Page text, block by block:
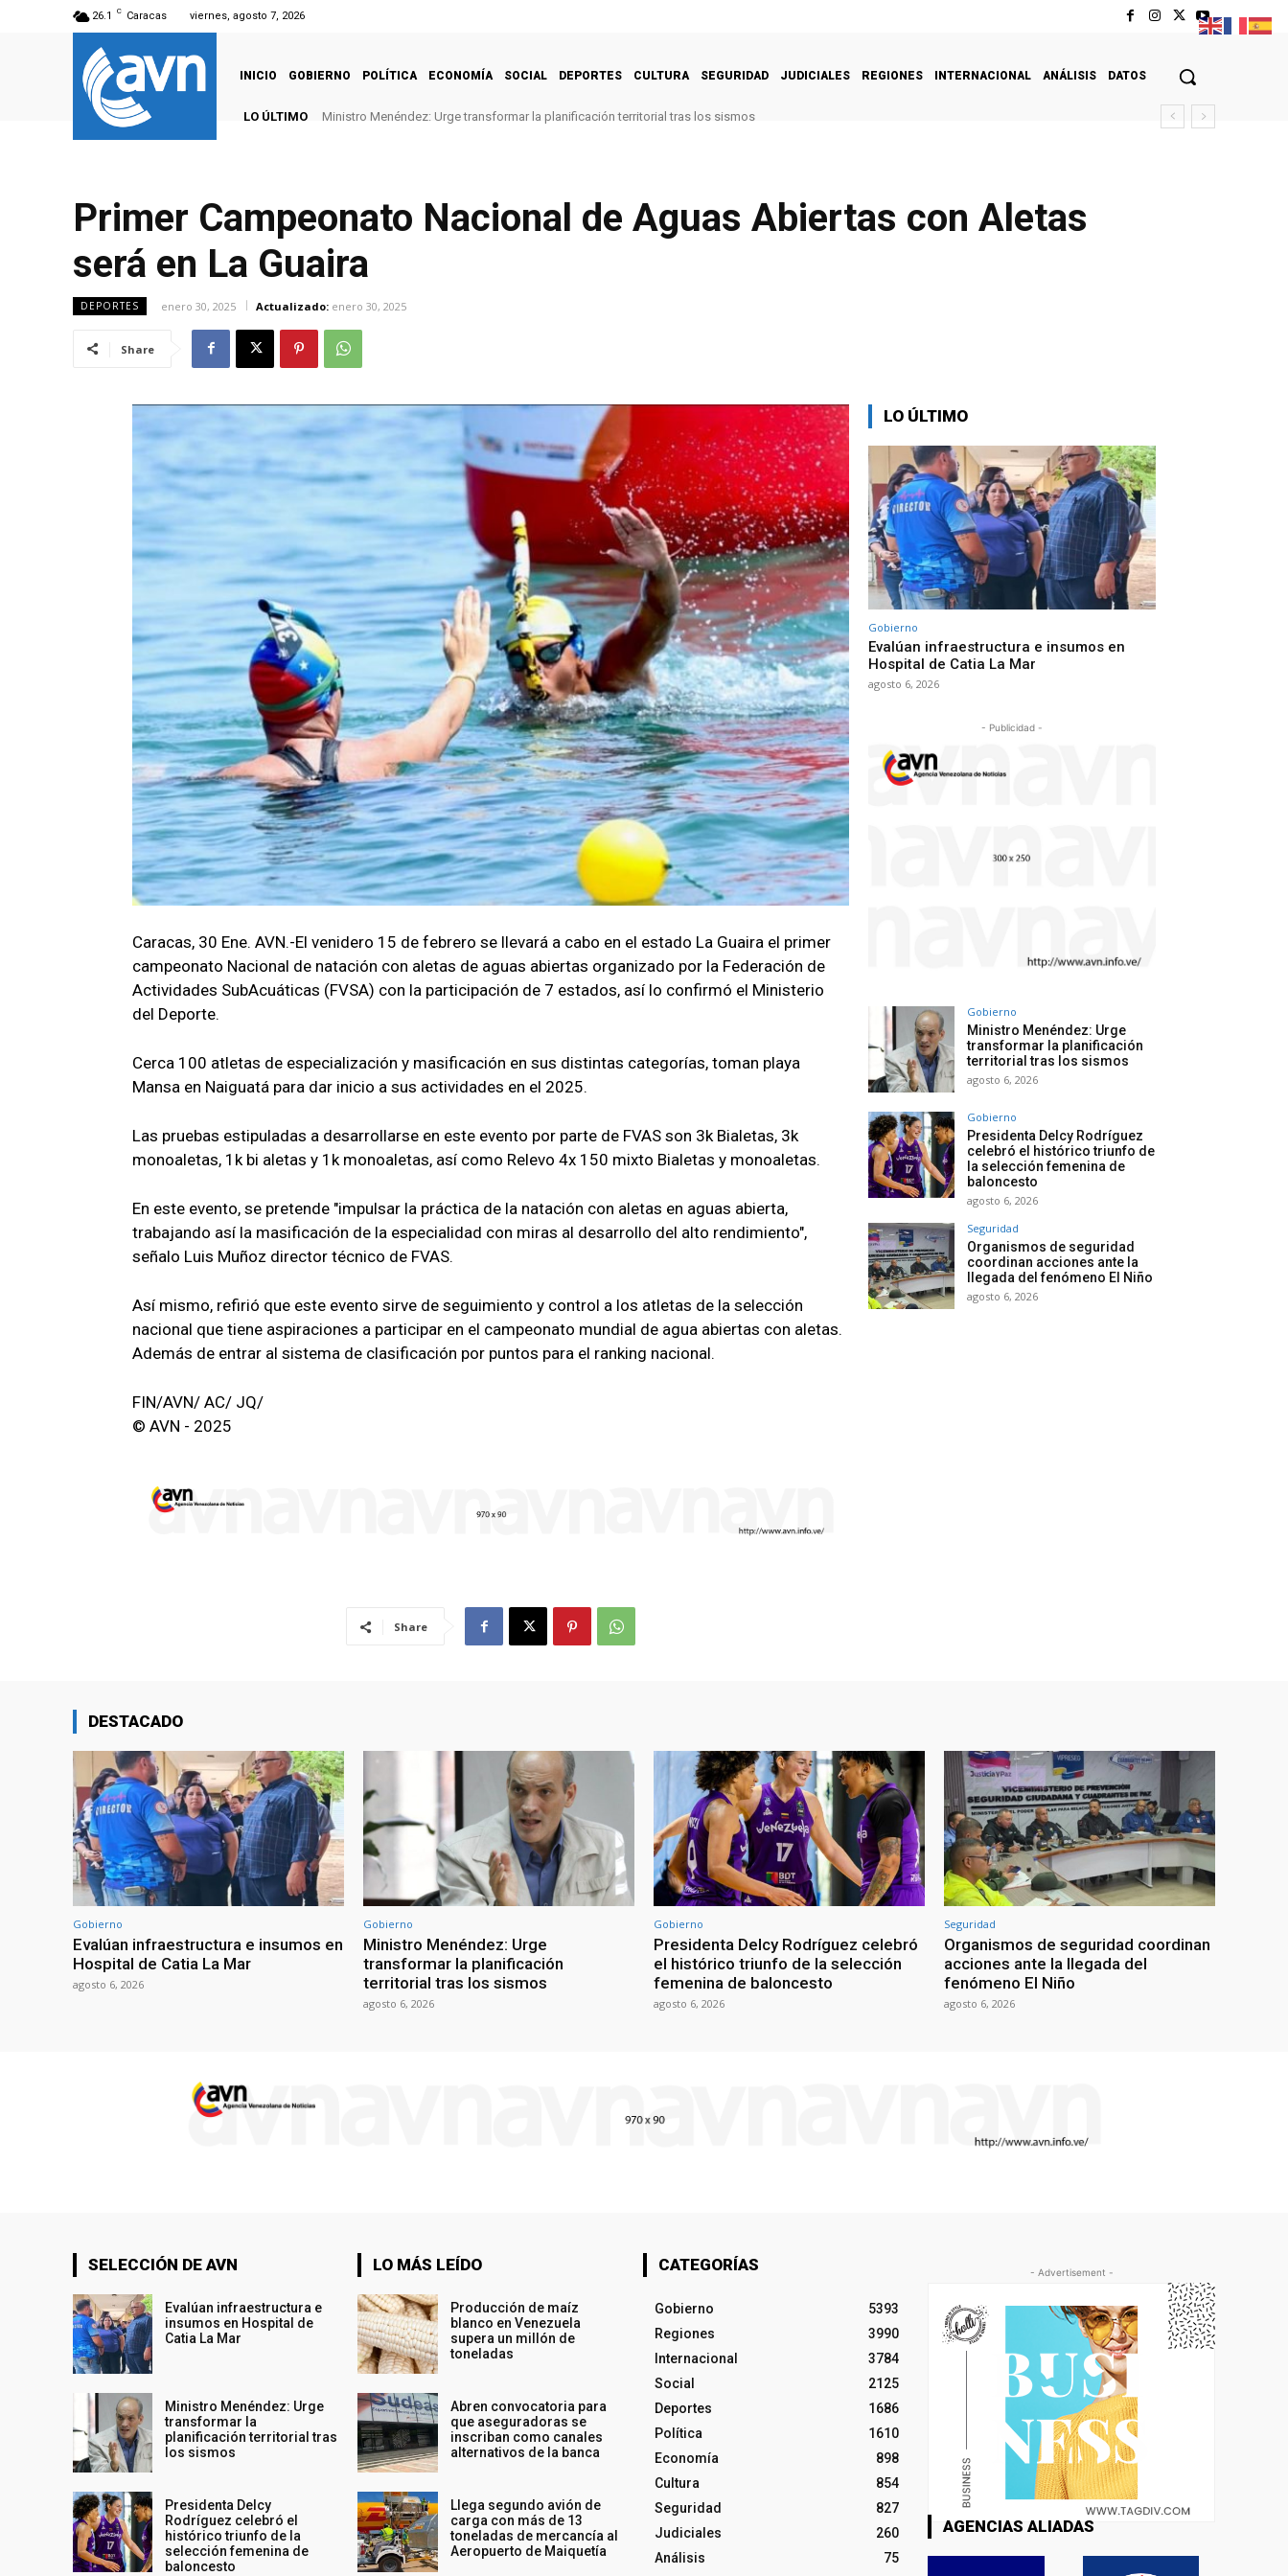
26.1 C Caracas viernes, agosto 7, 2026
INICIO GOBIERNO POLÍTICA ECONOMÍA SOCIAL DEPORTES CULTURA SEGURIDAD JUDICIALES REGIONES INTERNACIONAL ANÁLISIS DATOS
LO ÚLTIMO Ministro Menéndez: Urge transformar la planificación territorial tras los sismos
Primer Campeonato Nacional de Aguas Abiertas con Aletas
será en La Guaira
DEPORTES enero 30, 2025 Actualizado: enero 30, 2025
Share
Caracas, 30 Ene. AVN.-El venidero 15 de febrero se llevará a cabo en el estado La Guaira el primer
campeonato Nacional de natación con aletas de aguas abiertas organizado por la Federación de
Actividades SubAcuáticas (FVSA) con la participación de 7 estados, así lo confirmó el Ministerio
del Deporte.
Cerca 100 atletas de especialización y masificación en sus distintas categorías, toman playa
Mansa en Naiguatá para dar inicio a sus actividades en el 2025.
Las pruebas estipuladas a desarrollarse en este evento por parte de FVAS son 3k Bialetas, 3k
monoaletas, 1k bi aletas y 1k monoaletas, así como Relevo 4x 150 mixto Bialetas y monoaletas.
En este evento, se pretende "impulsar la práctica de la natación con aletas en aguas abierta,
trabajando así la masificación de la especialidad con miras al desarrollo del alto rendimiento",
señalo Luis Muñoz director técnico de FVAS.
Así mismo, refirió que este evento sirve de seguimiento y control a los atletas de la selección
nacional que tiene aspiraciones a participar en el campeonato mundial de agua abiertas con aletas.
Además de entrar al sistema de clasificación por puntos para el ranking nacional.
FIN/AVN/ AC/ JQ/
© AVN - 2025
Share
LO ÚLTIMO
Gobierno
Evalúan infraestructura e insumos en
Hospital de Catia La Mar
agosto 6, 2026
- Publicidad -
Gobierno
Ministro Menéndez: Urge
transformar la planificación
territorial tras los sismos
agosto 6, 2026
Gobierno
Presidenta Delcy Rodríguez
celebró el histórico triunfo de
la selección femenina de
baloncesto
agosto 6, 2026
Seguridad
Organismos de seguridad
coordinan acciones ante la
llegada del fenómeno El Niño
agosto 6, 2026
DESTACADO
Gobierno
Evalúan infraestructura e insumos en
Hospital de Catia La Mar
agosto 6, 2026
Gobierno
Ministro Menéndez: Urge
transformar la planificación
territorial tras los sismos
agosto 6, 2026
Gobierno
Presidenta Delcy Rodríguez celebró
el histórico triunfo de la selección
femenina de baloncesto
agosto 6, 2026
Seguridad
Organismos de seguridad coordinan
acciones ante la llegada del
fenómeno El Niño
agosto 6, 2026
SELECCIÓN DE AVN
Evalúan infraestructura e
insumos en Hospital de
Catia La Mar
Ministro Menéndez: Urge
transformar la
planificación territorial tras
los sismos
Presidenta Delcy
Rodríguez celebró el
histórico triunfo de la
selección femenina de
baloncesto
LO MÁS LEÍDO
Producción de maíz
blanco en Venezuela
supera un millón de
toneladas
Abren convocatoria para
que aseguradoras se
inscriban como canales
alternativos de la banca
Llega segundo avión de
carga con más de 13
toneladas de mercancía al
Aeropuerto de Maiquetía
CATEGORÍAS
Gobierno
5393
Regiones
3990
Internacional
3784
Social
2125
Deportes
1686
Política
1610
Economía
898
Cultura
854
Seguridad
827
Judiciales
260
Análisis
75
- Advertisement -
AGENCIAS ALIADAS